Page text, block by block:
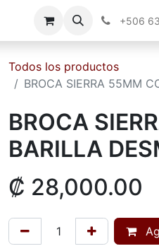
+506
Todos los productos
BROCA SIERRA 55MM
BROCA
BARILLA
₡ 28,000.00